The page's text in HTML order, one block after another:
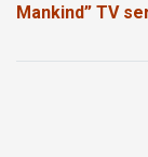
Mankind” TV